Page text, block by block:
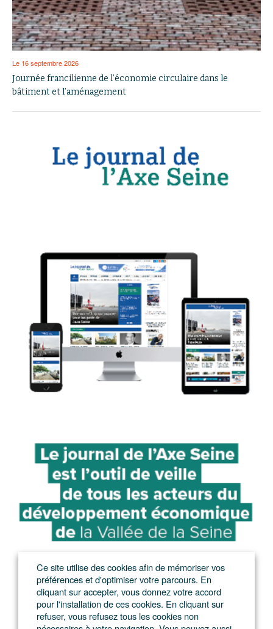
Le 16 septembre 2026
Journée francilienne de l’économie circulaire dans le
bâtiment et l’aménagement
Ce site utilise des cookies afin de mémoriser vos
préférences et d'optimiser votre parcours. En
cliquant sur accepter, vous donnez votre accord
pour l'installation de ces cookies. En cliquant sur
refuser, vous refusez tous les cookies non